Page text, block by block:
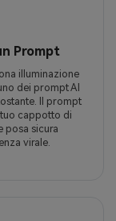
Prompt
illuminazione
dei prompt AI
Il prompt
cappotto di
posa sicura
virale.